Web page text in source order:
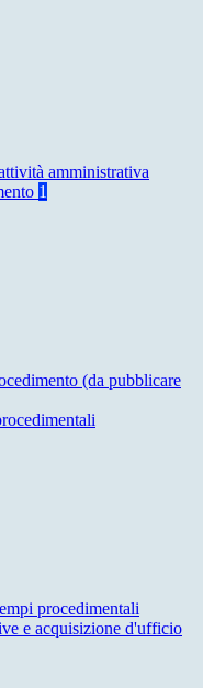
amministrativa
1
(da pubblicare
procedimentali
e acquisizione d'ufficio